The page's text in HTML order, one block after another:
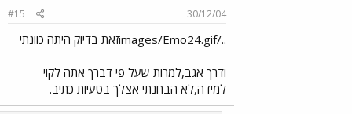
30/12/04
#15
../images/Emo24.gifזאת בדיוק היתה כוונתי
ודרך אגב,למרות שעל פי דברך אתה לקוי
למידה,לא הבחנתי אצלך בטעיות כתיב.